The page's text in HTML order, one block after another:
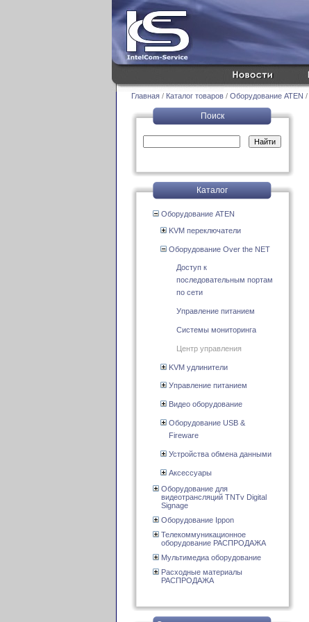
Главная / Каталог товаров / Оборудование ATEN /
Поиск
Каталог
Оборудование ATEN
KVM переключатели
Оборудование Over the NET
Доступ к
последовательным портам
по сети
Управление питанием
Системы мониторинга
Центр управления
KVM удлинители
Управление питанием
Видео оборудование
Оборудование USB &
Fireware
Устройства обмена данными
Аксессуары
Оборудование для
видеотрансляций TNTv Digital
Signage
Оборудование Ippon
Телекоммуникационное
оборудование РАСПРОДАЖА
Мультимедиа оборудование
Расходные материалы
РАСПРОДАЖА